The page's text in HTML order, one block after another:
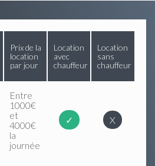
Prix de la
location
par jour
Location
avec
chauffeur
Location
sans
chauffeur
Entre
1000€
et
4000€
la
journée
✓ X